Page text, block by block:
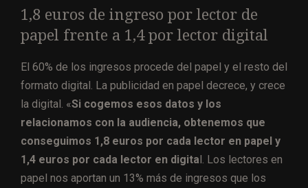
1,8 euros de ingreso por lector de
papel frente a 1,4 por lector digital
El 60% de los ingresos procede del papel y el resto del
formato digital. La publicidad en papel decrece, y crece
la digital. «Si cogemos esos datos y los
relacionamos con la audiencia, obtenemos que
conseguimos 1,8 euros por cada lector en papel y
1,4 euros por cada lector en digital. Los lectores en
papel nos aportan un 13% más de ingresos que los